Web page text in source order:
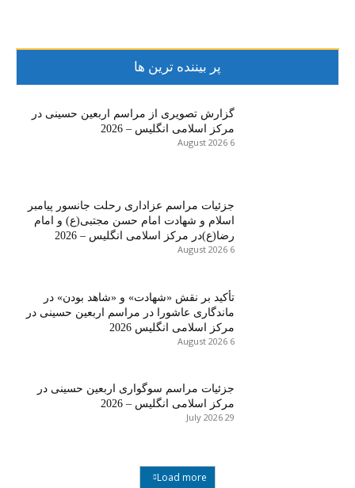
پر بیننده ترین ها
گزارش تصویری از مراسم اربعین حسینی در
مرکز اسلامی انگلیس – 2026
6 August 2026
جزئیات مراسم عزاداری رحلت جانسور پیامبر
اسلام و شهادت امام حسن مجتبی(ع) و امام
رضا(ع)در مرکز اسلامی انگلیس – 2026
6 August 2026
تأکید بر نقش «شهادت» و «شاهد بودن» در
ماندگاری عاشورا در مراسم اربعین حسینی در
مرکز اسلامی انگلیس 2026
6 August 2026
جزئیات مراسم سوگواری اربعین حسینی در
مرکز اسلامی انگلیس – 2026
29 July 2026
Load more